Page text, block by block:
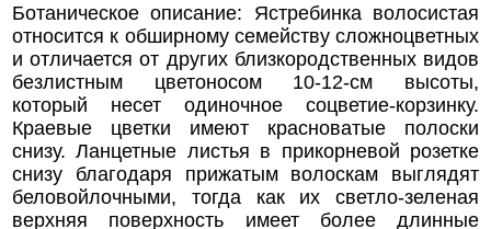
Ботаническое описание: Ястребинка волосистая
относится к обширному семейству сложноцветных
и отличается от других близкородственных видов
безлистным цветоносом 10-12-см высоты,
который несет одиночное соцветие-корзинку.
Краевые цветки имеют красноватые полоски
снизу. Ланцетные листья в прикорневой розетке
снизу благодаря прижатым волоскам выглядят
беловойлочными, тогда как их светло-зеленая
верхняя поверхность имеет более длинные